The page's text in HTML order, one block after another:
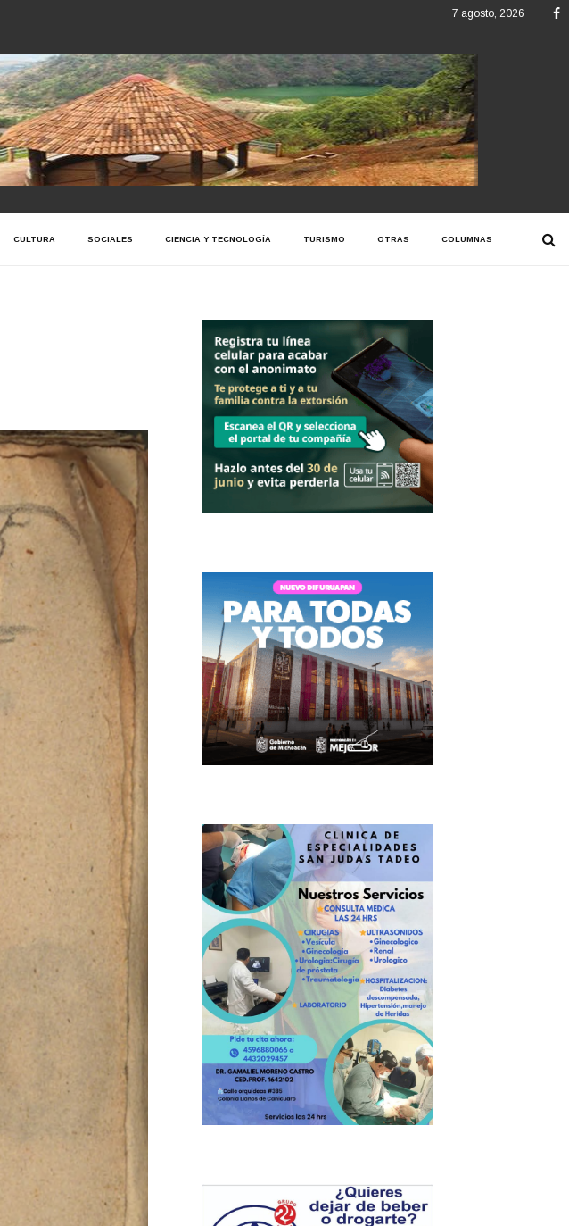
7 agosto, 2026
CULTURA SOCIALES CIENCIA Y TECNOLOGÍA TURISMO OTRAS COLUMNAS